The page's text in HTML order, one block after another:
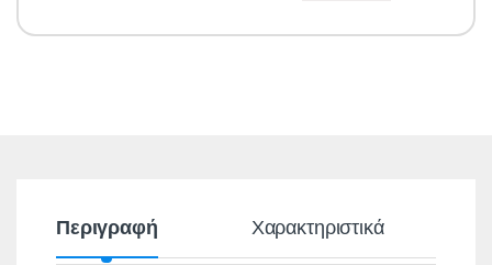
Περιγραφή Χαρακτηριστικά